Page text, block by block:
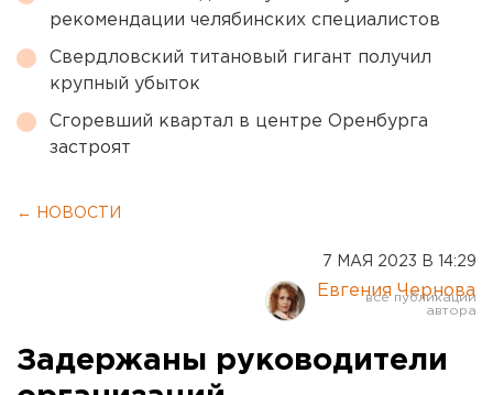
рекомендации челябинских специалистов
Свердловский титановый гигант получил
крупный убыток
Сгоревший квартал в центре Оренбурга
застроят
← НОВОСТИ
7 МАЯ 2023 В 14:29
Евгения Чернова
Задержаны руководители